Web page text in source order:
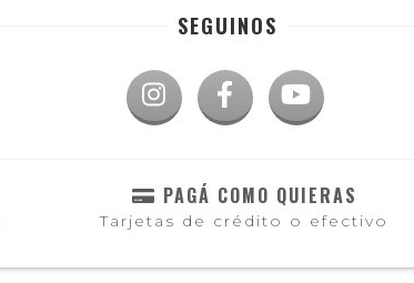
SEGUINOS
PAGÁ COMO QUIERAS
Tarjetas de crédito o efectivo